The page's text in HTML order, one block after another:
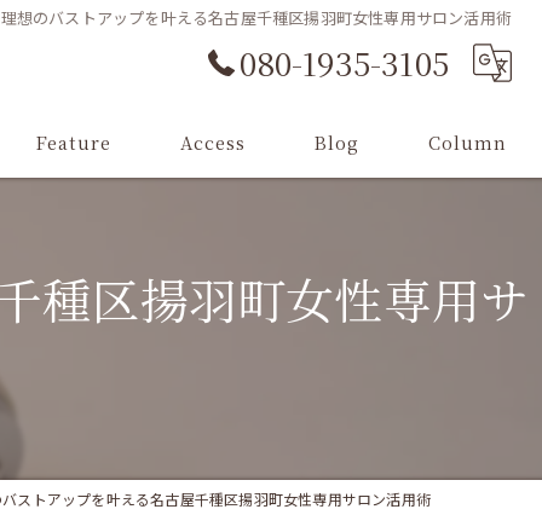
想のバストアップを叶える名古屋千種区揚羽町女性専用サロン活用術
080-1935-3105
Feature
バストケア
Access Blog Column
種区揚羽町女性専用サ
ストアップを叶える名古屋千種区揚羽町女性専用サロン活用術